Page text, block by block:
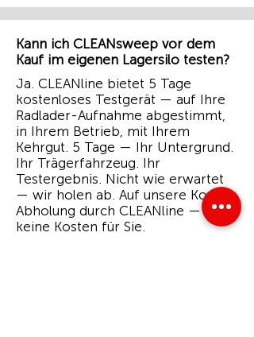
Kann ich CLEANsweep vor dem
Kauf im eigenen Lagersilo testen?
Ja. CLEANline bietet 5 Tage
kostenloses Testgerät — auf Ihre
Radlader-Aufnahme abgestimmt,
in Ihrem Betrieb, mit Ihrem
Kehrgut. 5 Tage — Ihr Untergrund.
Ihr Trägerfahrzeug. Ihr
Testergebnis. Nicht wie erwartet
— wir holen ab. Auf unsere Kosten.
Abholung durch CLEANline —
keine Kosten für Sie.